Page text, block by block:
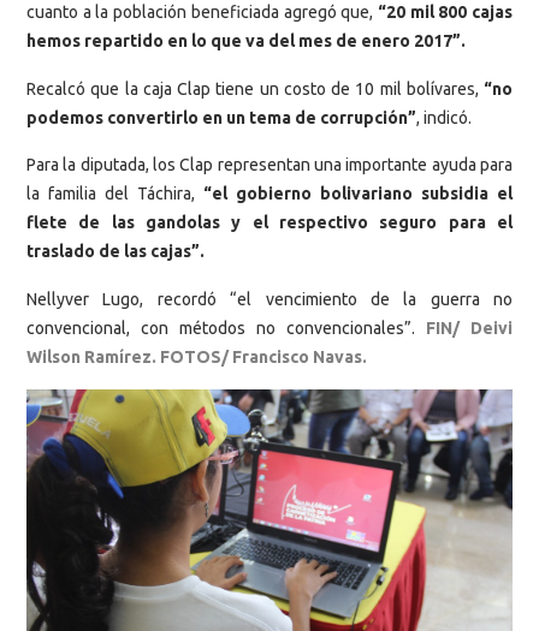
cuanto a la población beneficiada agregó que, “20 mil 800 cajas
hemos repartido en lo que va del mes de enero 2017”.
Recalcó que la caja Clap tiene un costo de 10 mil bolívares, “no
podemos convertirlo en un tema de corrupción”, indicó.
Para la diputada, los Clap representan una importante ayuda para
la familia del Táchira, “el gobierno bolivariano subsidia el
flete de las gandolas y el respectivo seguro para el
traslado de las cajas”.
Nellyver Lugo, recordó “el vencimiento de la guerra no
convencional, con métodos no convencionales”. FIN/ Deivi
Wilson Ramírez. FOTOS/ Francisco Navas.